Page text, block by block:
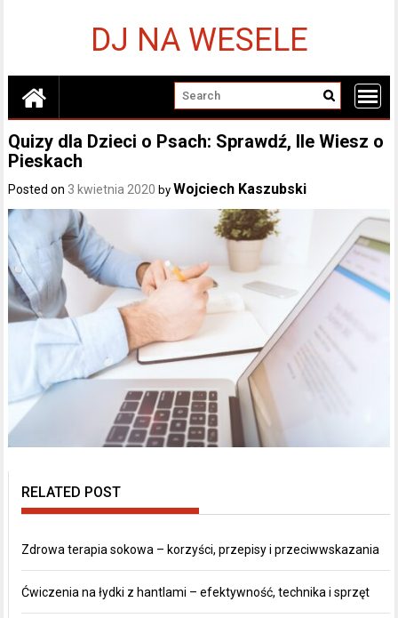
DJ NA WESELE
Quizy dla Dzieci o Psach: Sprawdź, Ile Wiesz o
Pieskach
Posted on 3 kwietnia 2020 by Wojciech Kaszubski
RELATED POST
Zdrowa terapia sokowa – korzyści, przepisy i przeciwwskazania
Ćwiczenia na łydki z hantlami – efektywność, technika i sprzęt